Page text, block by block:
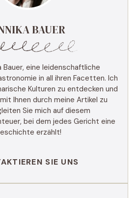
BAUER
Bauer, eine leidenschaftliche
in all ihren Facetten. Ich
Kulturen zu entdecken und
Ihnen durch meine Artikel zu
Sie mich auf diesem
bei dem jedes Gericht eine
erzählt!
SIE UNS